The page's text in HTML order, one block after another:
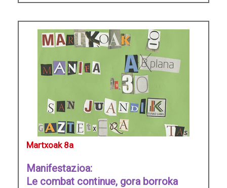
Martxoak 8a
Manifestazioa:
Le combat continue, gora borroka